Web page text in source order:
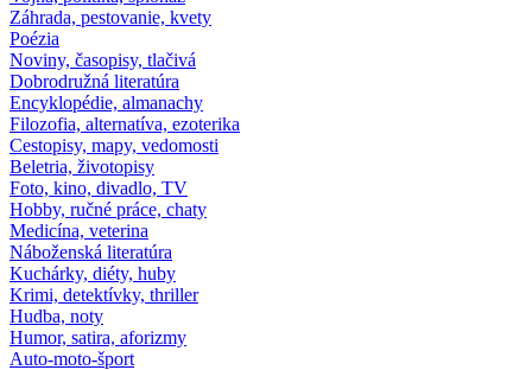
Záhrada, pestovanie, kvety
Poézia
Noviny, časopisy, tlačivá
Dobrodružná literatúra
Encyklopédie, almanachy
Filozofia, alternatíva, ezoterika
Cestopisy, mapy, vedomosti
Beletria, životopisy
Foto, kino, divadlo, TV
Hobby, ručné práce, chaty
Medicína, veterina
Náboženská literatúra
Kuchárky, diéty, huby
Krimi, detektívky, thriller
Hudba, noty
Humor, satira, aforizmy
Auto-moto-šport